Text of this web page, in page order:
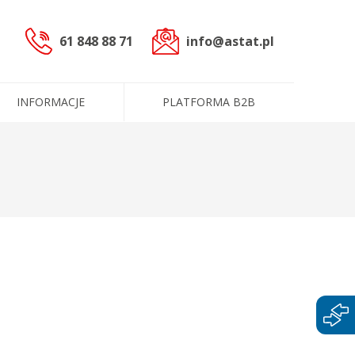
61 848 88 71 info@astat.pl
INFORMACJE PLATFORMA B2B